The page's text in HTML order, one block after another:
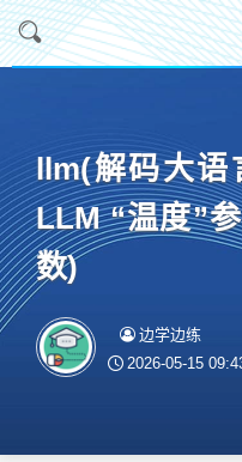
llm(解码大语
LLM “温度”
数)
边学边练
2026-05-15